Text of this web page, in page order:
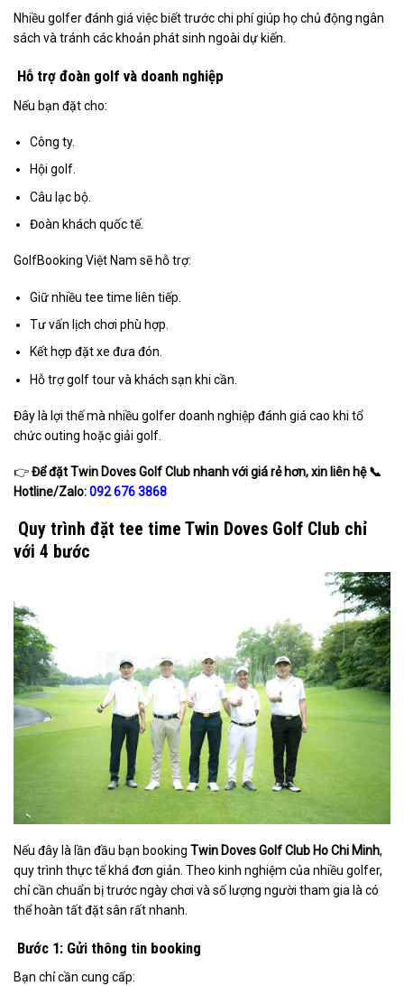
Nhiều golfer đánh giá việc biết trước chi phí giúp họ chủ động ngân
sách và tránh các khoản phát sinh ngoài dự kiến.
Hỗ trợ đoàn golf và doanh nghiệp
Nếu bạn đặt cho:
Công ty.
Hội golf.
Câu lạc bộ.
Đoàn khách quốc tế.
GolfBooking Việt Nam sẽ hỗ trợ:
Giữ nhiều tee time liên tiếp.
Tư vấn lịch chơi phù hợp.
Kết hợp đặt xe đưa đón.
Hỗ trợ golf tour và khách sạn khi cần.
Đây là lợi thế mà nhiều golfer doanh nghiệp đánh giá cao khi tổ
chức outing hoặc giải golf.
👉Để đặt Twin Doves Golf Club nhanh với giá rẻ hơn, xin liên hệ📞
Hotline/Zalo:092 676 3868
Quy trình đặt tee time Twin Doves Golf Club chỉ
với 4 bước
Nếu đây là lần đầu bạn booking Twin Doves Golf Club Ho Chi Minh,
quy trình thực tế khá đơn giản. Theo kinh nghiệm của nhiều golfer,
chỉ cần chuẩn bị trước ngày chơi và số lượng người tham gia là có
thể hoàn tất đặt sân rất nhanh.
Bước 1: Gửi thông tin booking
Bạn chỉ cần cung cấp: